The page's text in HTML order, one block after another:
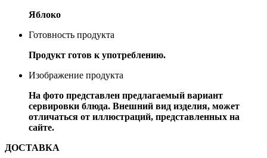
Яблоко
Готовность продукта
Продукт готов к употреблению.
Изображение продукта
На фото представлен предлагаемый вариант
сервировки блюда. Внешний вид изделия, может
отличаться от иллюстраций, представленных на
сайте.
ДОСТАВКА